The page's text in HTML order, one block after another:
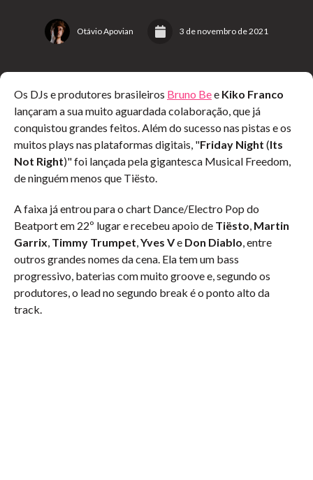
Otávio Apovian 3 de novembro de 2021
Os DJs e produtores brasileiros Bruno Bee Kiko Franco
lançaram a sua muito aguardada colaboração, que já
conquistou grandes feitos. Além do sucesso nas pistas e os
muitos plays nas plataformas digitais, "Friday Night (Its
Not Right)" foi lançada pela gigantesca Musical Freedom,
de ninguém menos que Tiësto.
A faixa já entrou para o chart Dance/Electro Pop do
Beatport em 22º lugar e recebeu apoio de Tiësto, Martin
Garrix, Timmy Trumpet,Yves Ve Don Diablo, entre
outros grandes nomes da cena. Ela tem um bass
progressivo, baterias com muito groove e, segundo os
produtores, o lead no segundo break é o ponto alto da
track.